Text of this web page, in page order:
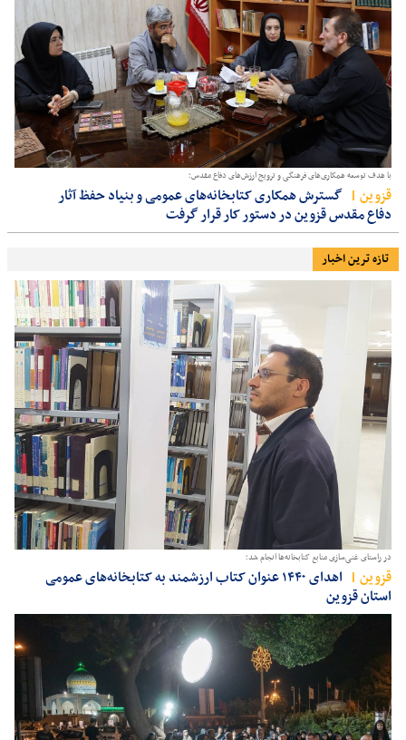
با هدف توسعه همکاری‌های فرهنگی و ترویج ارزش‌های دفاع مقدس؛
قزوين
گسترش همکاری کتابخانه‌های عمومی و بنیاد حفظ آثار
دفاع مقدس قزوین در دستور کار قرار گرفت
تازه ترین اخبار
در راستای غنی‌سازی منابع کتابخانه‌ها انجام شد؛
قزوين
اهدای ۱۴۴۰ عنوان کتاب‌ ارزشمند به کتابخانه‌های عمومی
استان قزوین